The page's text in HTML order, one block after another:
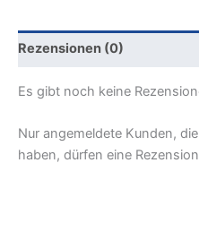
Rezensionen (0)
Es gibt noch keine
Nur angemeldete Kunden,
haben, dürfen eine